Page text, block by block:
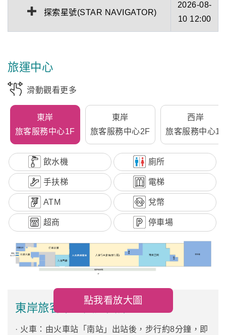
探索星號(STAR NAVIGATOR)
2026-08-
10 12:00
旅運中心
滑動觀看更多
東岸
旅客服務中心1F
東岸
旅客服務中心2F
西岸
旅客服務中心1F
飲水機 廁所
手扶梯 電梯
ATM 兌幣
超商 停車場
點我看放大圖
東岸旅客中心交通資訊
· 火車：由火車站「南站」出站後，步行約8分鐘，即